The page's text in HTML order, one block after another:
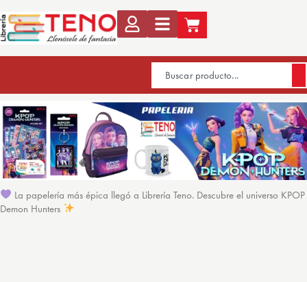
La papelería más épica llegó a Librería Teno. Descubre el universo KPOP
Demon Hunters